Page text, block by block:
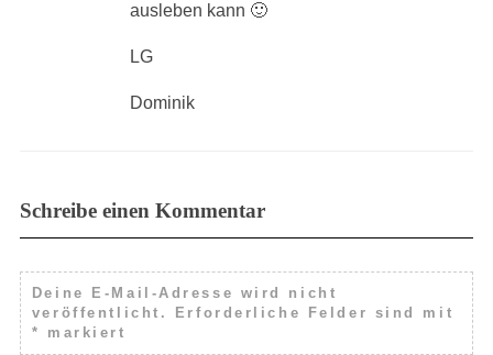
ausleben kann 🙂
LG
Dominik
Schreibe einen Kommentar
Deine E-Mail-Adresse wird nicht
veröffentlicht.
Erforderliche Felder sind mit
*
markiert